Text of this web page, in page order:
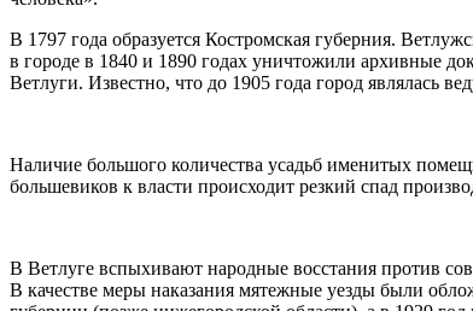
В 1797 года образуется Костромская губерния.
в городе в 1840 и 1890 годах уничтожили архивные
Ветлуги. Известно, что до 1905 года город являлась
Наличие большого количества усадьб именитых
большевиков к власти происходит резкий спад
В Ветлуге вспыхивают народные восстания против
В качестве меры наказания мятежные уезды были